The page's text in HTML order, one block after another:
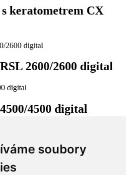
soubory
keratometrem CX
2600/2600 digital
4500 digital
keratometr